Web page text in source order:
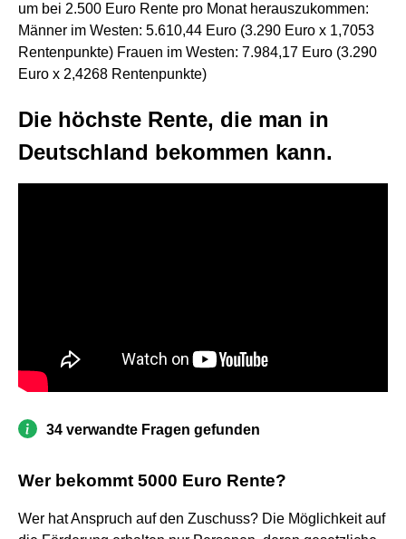
um bei 2.500 Euro Rente pro Monat herauszukommen:
Männer im Westen: 5.610,44 Euro (3.290 Euro x 1,7053
Rentenpunkte) Frauen im Westen: 7.984,17 Euro (3.290
Euro x 2,4268 Rentenpunkte)
Die höchste Rente, die man in
Deutschland bekommen kann.
34 verwandte Fragen gefunden
Wer bekommt 5000 Euro Rente?
Wer hat Anspruch auf den Zuschuss? Die Möglichkeit auf